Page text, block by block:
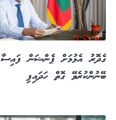
ގެދޮރު އެޅުމަށް ޕެންޝަން ފައިސާ
ބޭނުންކުރެވޭ ގޮތް ހަދައިފި